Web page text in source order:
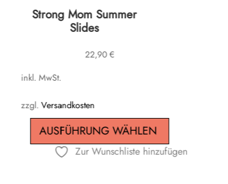
Strong Mom Summer
Slides
22,90€
inkl. MwSt.
zzgl.Versandkosten
AUSFÜHRUNG WÄHLEN
Dieses
Varianten
Die
Optionen
können
Zur Wunschliste hinzufügen